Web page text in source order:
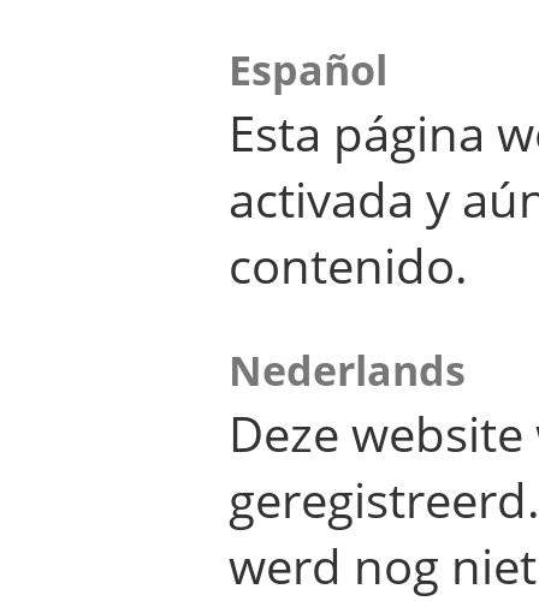
Español
Esta página
activada y
contenido.
Nederlands
Deze
werd nog